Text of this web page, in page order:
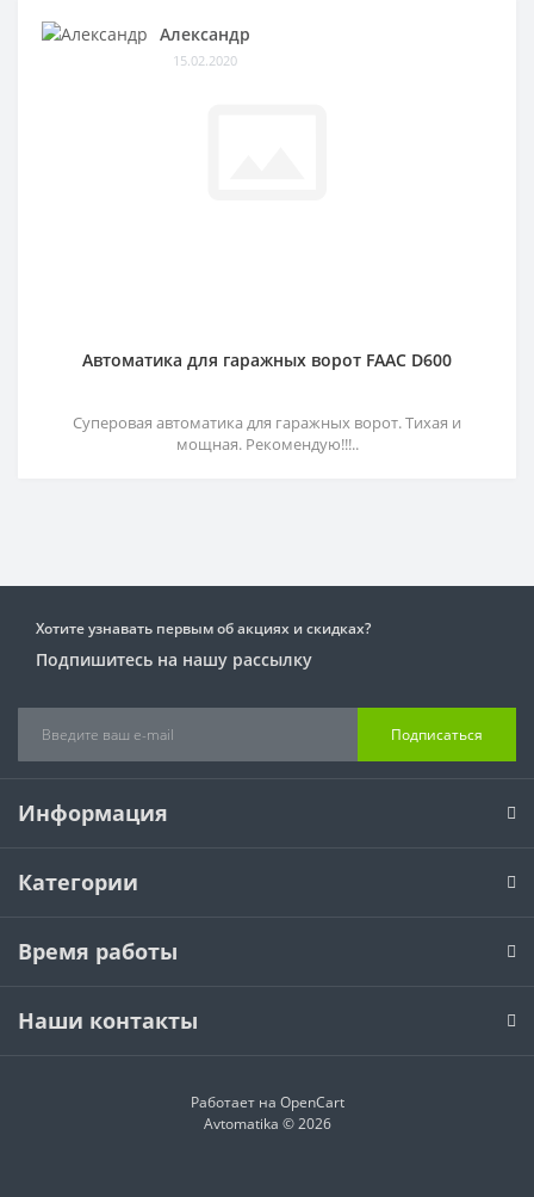
Александр
15.02.2020
Автоматика для гаражных ворот FAAC D600
Суперовая автоматика для гаражных ворот. Тихая и
мощная. Рекомендую!!!..
Хотите узнавать первым об акциях и скидках?
Подпишитесь на нашу рассылку
Подписаться
Информация
Категории
Время работы
Наши контакты
Работает на OpenCart
Avtomatika © 2026